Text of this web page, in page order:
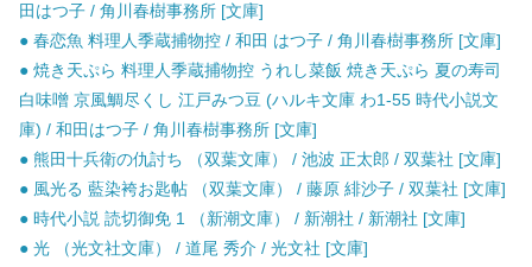
田はつ子 / 角川春樹事務所 [文庫]
● 春恋魚 料理人季蔵捕物控 / 和田 はつ子 / 角川春樹事務所 [文庫]
● 焼き天ぷら 料理人季蔵捕物控 うれし菜飯 焼き天ぷら 夏の寿司
白味噌 京風鯛尽くし 江戸みつ豆 (ハルキ文庫 わ1-55 時代小説文
庫) / 和田はつ子 / 角川春樹事務所 [文庫]
● 熊田十兵衛の仇討ち （双葉文庫） / 池波 正太郎 / 双葉社 [文庫]
● 風光る 藍染袴お匙帖 （双葉文庫） / 藤原 緋沙子 / 双葉社 [文庫]
● 時代小説 読切御免 1 （新潮文庫） / 新潮社 / 新潮社 [文庫]
● 光 （光文社文庫） / 道尾 秀介 / 光文社 [文庫]